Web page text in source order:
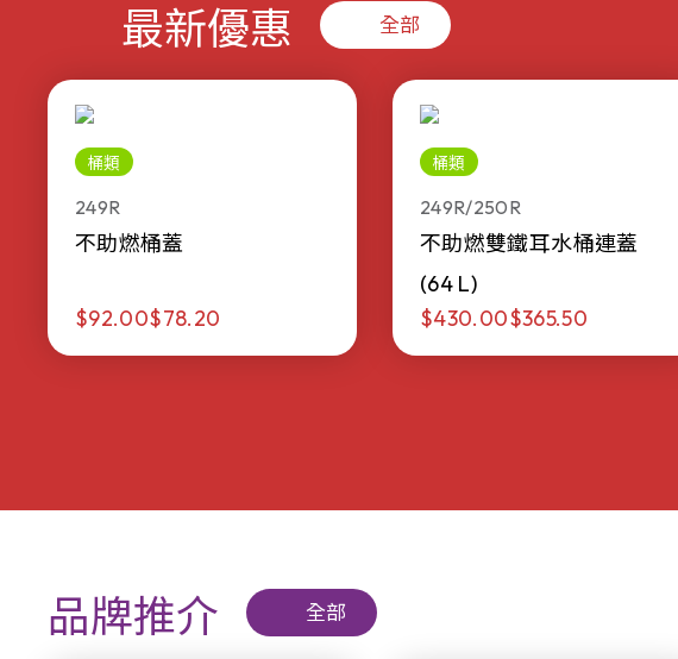
最新優惠 全部
桶類
249R
不助燃桶蓋
$92.00$78.20
桶類
249R/250R
不助燃雙鐵耳水桶連蓋
(64 L)
$430.00$365.50
品牌推介 全部